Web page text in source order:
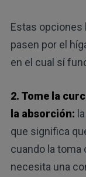
Estas opciones
pasen por el
en el cual sí
2. Tome la
la absorción:
que significa
cuando la toma
necesita una